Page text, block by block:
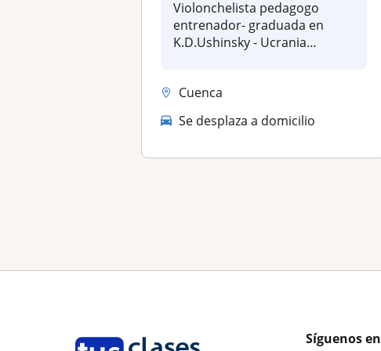
Violonchelista pedagogo
entrenador- graduada en
K.D.Ushinsky - Ucrania
Cuenca
Se desplaza a domicilio
Síguenos en